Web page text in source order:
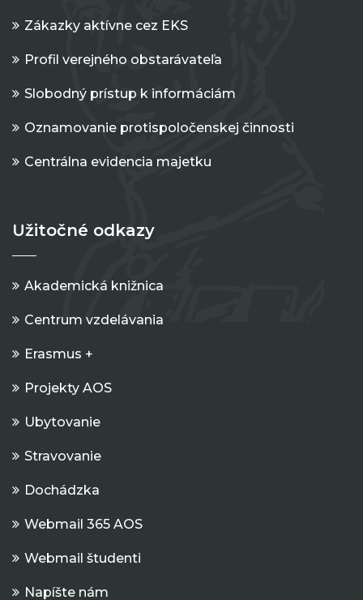
Zákazky aktívne cez EKS
Profil verejného obstarávateľa
Slobodný prístup k informáciám
Oznamovanie protispoločenskej činnosti
Centrálna evidencia majetku
Užitočné odkazy
Akademická knižnica
Centrum vzdelávania
Erasmus +
Projekty AOS
Ubytovanie
Stravovanie
Dochádzka
Webmail 365 AOS
Webmail študenti
Napíšte nám